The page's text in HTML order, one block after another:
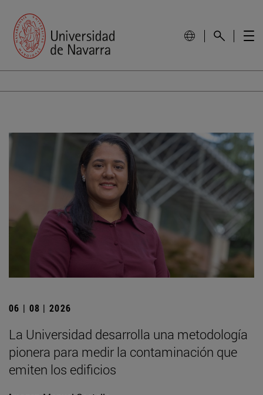
06 | 08 | 2026
La Universidad desarrolla una metodología
pionera para medir la contaminación que
emiten los edificios